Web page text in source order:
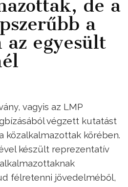
de a
a
egyesült
vagyis az LMP
végzett kutatást
közalkalmazottak körében.
készült reprezentatív
félretenni jövedelméből,